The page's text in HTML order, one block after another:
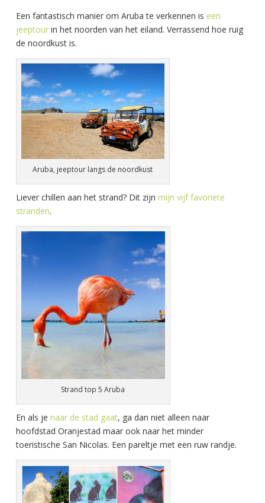
Een fantastisch manier om Aruba te verkennen is een
jeeptourin het noorden van het eiland. Verrassend hoe ruig
de noordkust is.
Aruba, jeeptour langs de noordkust
Liever chillen aan het strand? Dit zijn mijn vijf favoriete
stranden.
Strand top 5 Aruba
En als je naar de stad gaat, ga dan niet alleen naar
hoofdstad Oranjestad maar ook naar het minder
toeristische San Nicolas. Een pareltje met een ruw randje.